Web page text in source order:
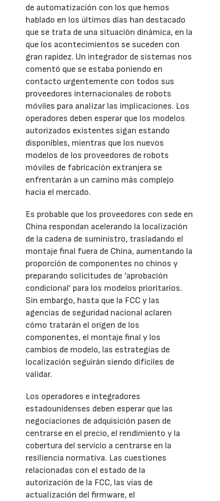
de automatización con los que hemos
hablado en los últimos días han destacado
que se trata de una situación dinámica, en la
que los acontecimientos se suceden con
gran rapidez. Un integrador de sistemas nos
comentó que se estaba poniendo en
contacto urgentemente con todos sus
proveedores internacionales de robots
móviles para analizar las implicaciones. Los
operadores deben esperar que los modelos
autorizados existentes sigan estando
disponibles, mientras que los nuevos
modelos de los proveedores de robots
móviles de fabricación extranjera se
enfrentarán a un camino más complejo
hacia el mercado.
Es probable que los proveedores con sede en
China respondan acelerando la localización
de la cadena de suministro, trasladando el
montaje final fuera de China, aumentando la
proporción de componentes no chinos y
preparando solicitudes de ‘aprobación
condicional’ para los modelos prioritarios.
Sin embargo, hasta que la FCC y las
agencias de seguridad nacional aclaren
cómo tratarán el origen de los
componentes, el montaje final y los
cambios de modelo, las estrategias de
localización seguirán siendo difíciles de
validar.
Los operadores e integradores
estadounidenses deben esperar que las
negociaciones de adquisición pasen de
centrarse en el precio, el rendimiento y la
cobertura del servicio a centrarse en la
resiliencia normativa. Las cuestiones
relacionadas con el estado de la
autorización de la FCC, las vías de
actualización del firmware, el